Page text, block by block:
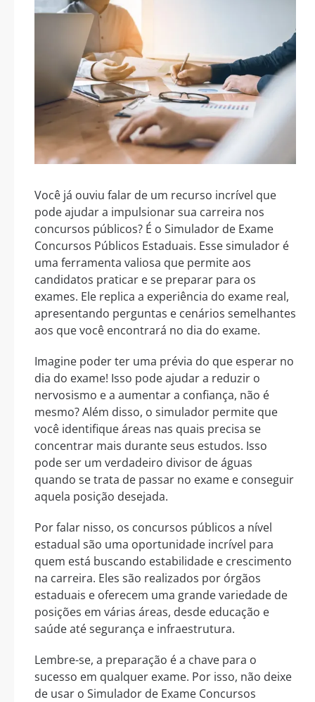
Você já ouviu falar de um recurso incrível que
pode ajudar a impulsionar sua carreira nos
concursos públicos? É o Simulador de Exame
Concursos Públicos Estaduais. Esse simulador é
uma ferramenta valiosa que permite aos
candidatos praticar e se preparar para os
exames. Ele replica a experiência do exame real,
apresentando perguntas e cenários semelhantes
aos que você encontrará no dia do exame.
Imagine poder ter uma prévia do que esperar no
dia do exame! Isso pode ajudar a reduzir o
nervosismo e a aumentar a confiança, não é
mesmo? Além disso, o simulador permite que
você identifique áreas nas quais precisa se
concentrar mais durante seus estudos. Isso
pode ser um verdadeiro divisor de águas
quando se trata de passar no exame e conseguir
aquela posição desejada.
Por falar nisso, os concursos públicos a nível
estadual são uma oportunidade incrível para
quem está buscando estabilidade e crescimento
na carreira. Eles são realizados por órgãos
estaduais e oferecem uma grande variedade de
posições em várias áreas, desde educação e
saúde até segurança e infraestrutura.
Lembre-se, a preparação é a chave para o
sucesso em qualquer exame. Por isso, não deixe
de usar o Simulador de Exame Concursos